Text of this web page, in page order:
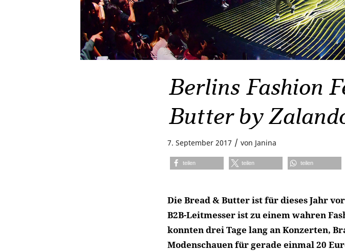
Berlins Fashion
Butter by
7. September 2017 / von Janina
teilen teilen teilen
Die Bread & Butter ist für dieses Jahr
B2B-Leitmesser ist zu einem wahren
konnten drei Tage lang an Konzerten,
Modenschauen für gerade einmal 20